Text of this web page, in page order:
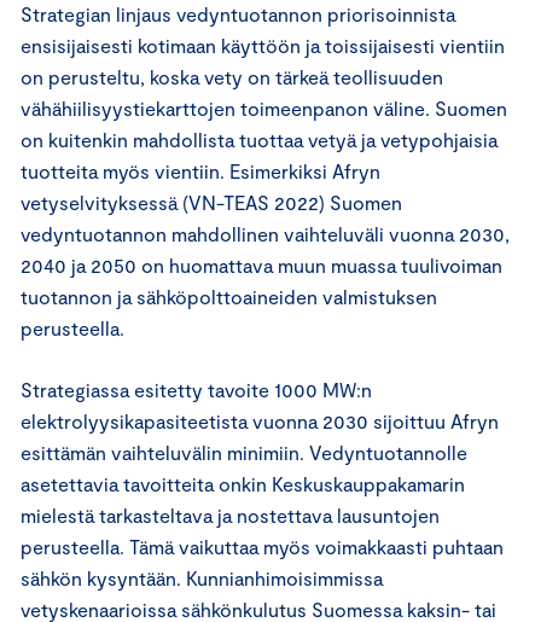
Strategian linjaus vedyntuotannon priorisoinnista
ensisijaisesti kotimaan käyttöön ja toissijaisesti vientiin
on perusteltu, koska vety on tärkeä teollisuuden
vähähiilisyystiekarttojen toimeenpanon väline. Suomen
on kuitenkin mahdollista tuottaa vetyä ja vetypohjaisia
tuotteita myös vientiin. Esimerkiksi Afryn
vetyselvityksessä (VN-TEAS 2022) Suomen
vedyntuotannon mahdollinen vaihteluväli vuonna 2030,
2040 ja 2050 on huomattava muun muassa tuulivoiman
tuotannon ja sähköpolttoaineiden valmistuksen
perusteella.
Strategiassa esitetty tavoite 1000 MW:n
elektrolyysikapasiteetista vuonna 2030 sijoittuu Afryn
esittämän vaihteluvälin minimiin. Vedyntuotannolle
asetettavia tavoitteita onkin Keskuskauppakamarin
mielestä tarkasteltava ja nostettava lausuntojen
perusteella. Tämä vaikuttaa myös voimakkaasti puhtaan
sähkön kysyntään. Kunnianhimoisimmissa
vetyskenaarioissa sähkönkulutus Suomessa kaksin- tai